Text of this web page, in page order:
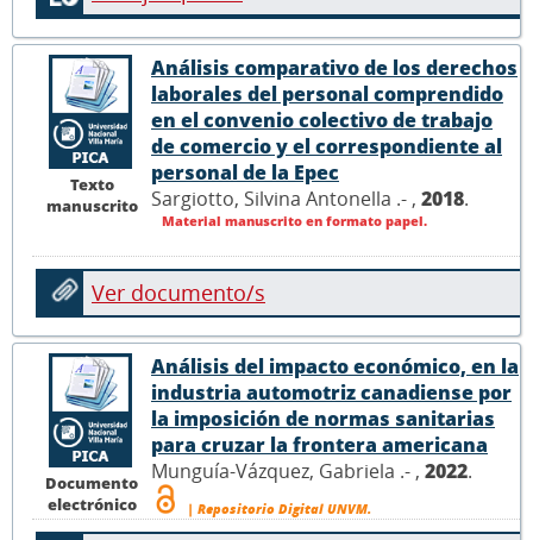
Texto
manuscrito
Análisis comparativo de los derechos
laborales del personal comprendido
en el convenio colectivo de trabajo
de comercio y el correspondiente al
personal de la Epec
Sargiotto, Silvina Antonella .- , 2018.
Material manuscrito en formato papel.
Ver documento/s
Documento
electrónico
Análisis del impacto económico, en la
industria automotriz canadiense por
la imposición de normas sanitarias
para cruzar la frontera americana
Munguía-Vázquez, Gabriela .- , 2022.
| Repositorio Digital UNVM.